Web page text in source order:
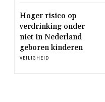
Hoger risico op
verdrinking onder
niet in Nederland
geboren kinderen
VEILIGHEID